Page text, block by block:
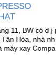
11, BW có d
Hòa, nhà
máy xay